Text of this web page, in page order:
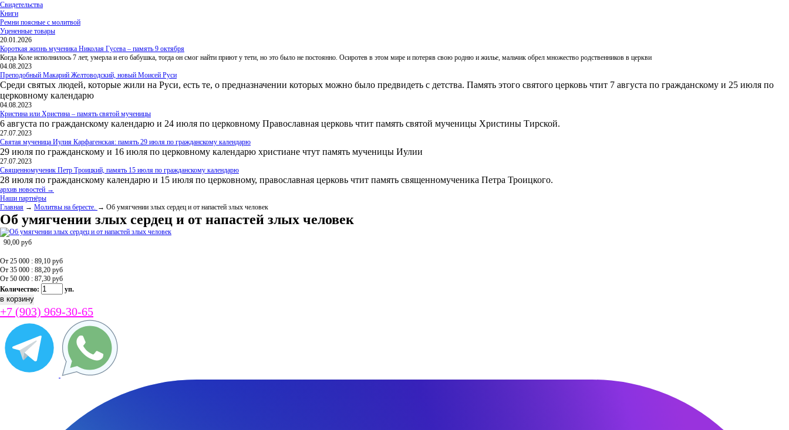
Свидетельства
Книги
Ремни поясные с молитвой
Уцененные товары
20.01.2026
Короткая жизнь мученика Николая Гусева – память 9 октября
Когда Коле исполнилось 7 лет, умерла и его бабушка, тогда он смог найти приют у тети, но это было не постоянно. Осиротев в этом мире и потеряв свою родню и жилье, мальчик обрел множество родственников в церкви
04.08.2023
Преподобный Макарий Желтоводский, новый Моисей Руси
Среди святых людей, которые жили на Руси, есть те, о предназначении которых можно было предвидеть с детства. Память этого святого церковь чтит 7 августа по гражданскому и 25 июля по
церковному календарю
04.08.2023
Кристина или Христина – память святой мученицы
6 августа по гражданскому календарю и 24 июля по церковному Православная церковь чтит память святой мученицы Христины Тирской.
27.07.2023
Святая мученица Иулия Карфагенская: память 29 июля по гражданскому календарю
29 июля по гражданскому и 16 июля по церковному календарю христиане чтут память мученицы Иулии
27.07.2023
Священномученик Петр Троицкий, память 15 июля по гражданскому календарю
28 июля по гражданскому календарю и 15 июля по церковному, православная церковь чтит память священномученика Петра Троицкого.
архив новостей →
Наши партнёры
Главная → Молитвы на бересте. → Об умягчении злых сердец и от напастей злых человек
Об умягчении злых сердец и от напастей злых человек
90,00 руб
От 25 000 : 89,10 руб
От 35 000 : 88,20 руб
От 50 000 : 87,30 руб
Количество:
уп.
+7 (903) 969-30-65